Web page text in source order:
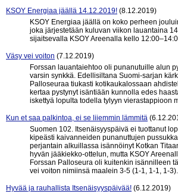
KSOY Energiaa jäällä 14.12.2019! (8.12.2019)
KSOY Energiaa jäällä on koko perheen
joka järjestetään kuluvan viikon lauantaina
sijaitsevalla KSOY Areenalla kello
Väsy vei voiton (7.12.2019)
Forssan lauantaiehtoo oli punanutuille alun
varsin synkkä. Edellisiltana Suomi-sarjan
Palloseuraa tiukasti kotikaukalossaan
kertaa pystynyt isäntiään kunnolla edes
iskettyä lopulta todella tylyyn vierastappioon
Kun et saa palkintoa, ei se liiemmin lämmitä
Suomen 102. Itsenäisyyspäivä ei tuottanut
kipeästi kaivanneiden punanuttujen
perjantain alkuillassa isännöinyt Kotkan
hyvän jääkiekko-ottelun, mutta KSOY
Forssan Palloseura oli kuitenkin isännilleen
vei voiton nimiinsä maalein 3-5 (1-1, 1-1, 1-3).
Hyvää ja rauhallista Itsenäisyyspäivää! (6.12.2019)